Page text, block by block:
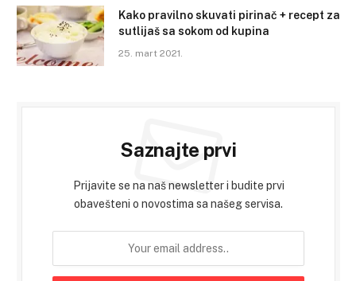
Kako pravilno skuvati pirinač + recept za
sutlijaš sa sokom od kupina
25. mart 2021.
Saznajte prvi
Prijavite se na naš newsletter i budite prvi
obavešteni o novostima sa našeg servisa.